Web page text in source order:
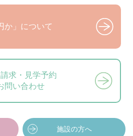
か」について
求・見学予約
問い合わせ
施設の方へ